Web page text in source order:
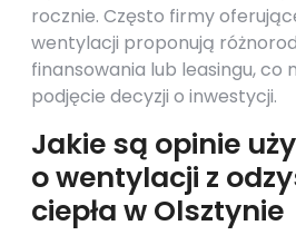
rocznie. Często firmy
wentylacji proponują
finansowania lub leasingu, co
podjęcie decyzji o inwestycji.
Jakie są opinie
o wentylacji z
ciepła w Olsztynie